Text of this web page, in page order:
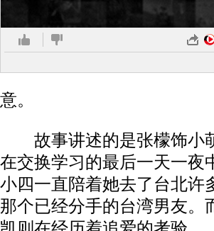
意。
故事讲述的是张檬饰小
在交换学习的最后一天一夜
小四一直陪着她去了台北许
那个已经分手的台湾男友。